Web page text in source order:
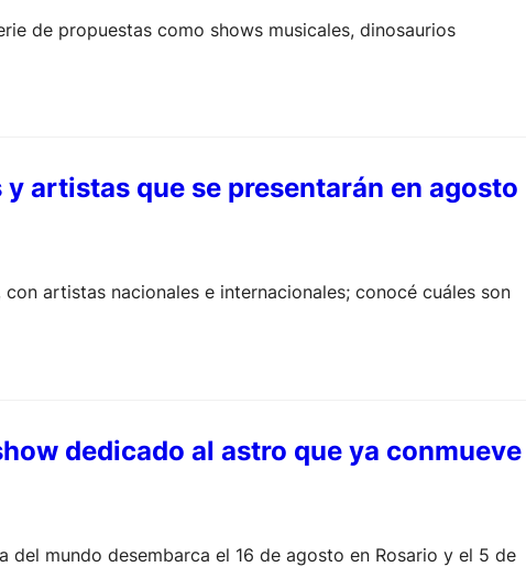
de propuestas como shows musicales, dinosaurios
artistas que se presentarán en agosto
artistas nacionales e internacionales; conocé cuáles son
dedicado al astro que ya conmueve
mundo desembarca el 16 de agosto en Rosario y el 5 de